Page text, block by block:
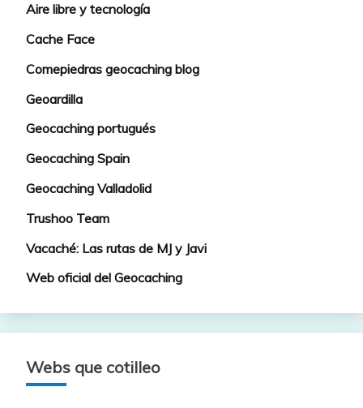
Aire libre y tecnología
Cache Face
Comepiedras geocaching blog
Geoardilla
Geocaching portugués
Geocaching Spain
Geocaching Valladolid
Trushoo Team
Vacaché: Las rutas de MJ y Javi
Web oficial del Geocaching
Webs que cotilleo